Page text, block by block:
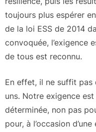
toujours plus espérer
de la loi ESS de 2014
convoquée, l’exigence
de tous est reconnu.
En effet, il ne suffit pas
uns. Notre exigence
déterminée, non pas
pour, à l’occasion